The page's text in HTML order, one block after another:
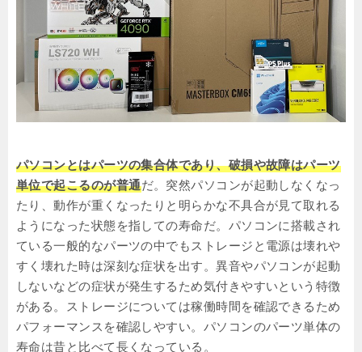
パソコンとはパーツの集合体であり、破損や故障はパーツ
単位で起こるのが普通だ。突然パソコンが起動しなくなっ
たり、動作が重くなったりと明らかな不具合が見て取れる
ようになった状態を指しての寿命だ。パソコンに搭載され
ている一般的なパーツの中でもストレージと電源は壊れや
すく壊れた時は深刻な症状を出す。異音やパソコンが起動
しないなどの症状が発生するため気付きやすいという特徴
がある。ストレージについては稼働時間を確認できるため
パフォーマンスを確認しやすい。パソコンのパーツ単体の
寿命は昔と比べて長くなっている。